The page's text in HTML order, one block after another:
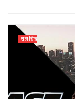
चलचित्र